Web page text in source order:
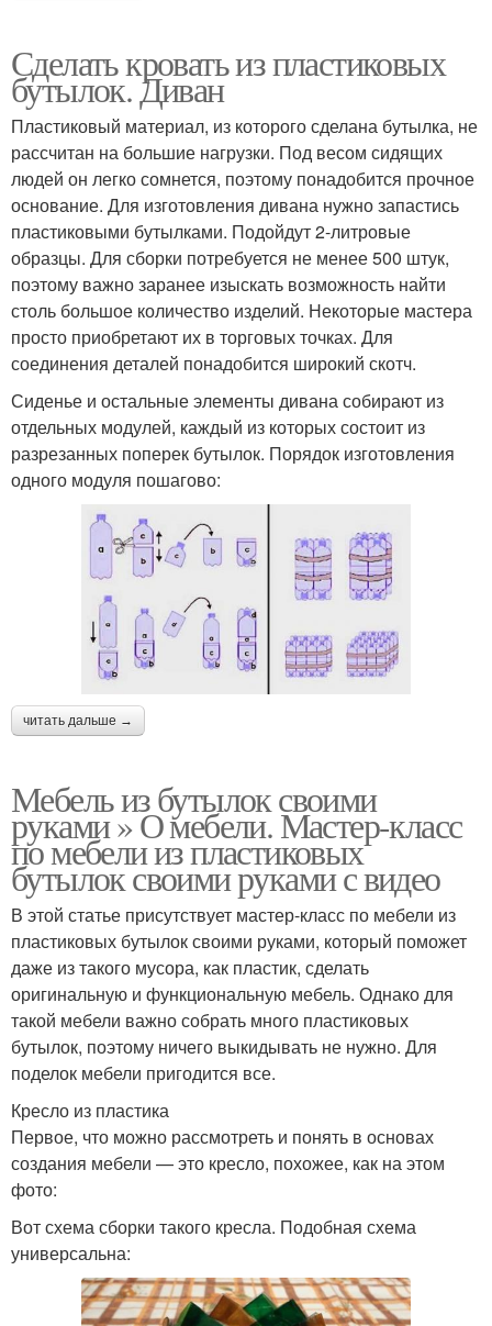
Сделать кровать из пластиковых
бутылок. Диван
Пластиковый материал, из которого сделана бутылка, не
рассчитан на большие нагрузки. Под весом сидящих
людей он легко сомнется, поэтому понадобится прочное
основание. Для изготовления дивана нужно запастись
пластиковыми бутылками. Подойдут 2-литровые
образцы. Для сборки потребуется не менее 500 штук,
поэтому важно заранее изыскать возможность найти
столь большое количество изделий. Некоторые мастера
просто приобретают их в торговых точках. Для
соединения деталей понадобится широкий скотч.
Сиденье и остальные элементы дивана собирают из
отдельных модулей, каждый из которых состоит из
разрезанных поперек бутылок. Порядок изготовления
одного модуля пошагово:
читать дальше →
Мебель из бутылок своими
руками » О мебели. Мастер-класс
по мебели из пластиковых
бутылок своими руками с видео
В этой статье присутствует мастер-класс по мебели из
пластиковых бутылок своими руками, который поможет
даже из такого мусора, как пластик, сделать
оригинальную и функциональную мебель. Однако для
такой мебели важно собрать много пластиковых
бутылок, поэтому ничего выкидывать не нужно. Для
поделок мебели пригодится все.
Кресло из пластика
Первое, что можно рассмотреть и понять в основах
создания мебели — это кресло, похожее, как на этом
фото:
Вот схема сборки такого кресла. Подобная схема
универсальна: